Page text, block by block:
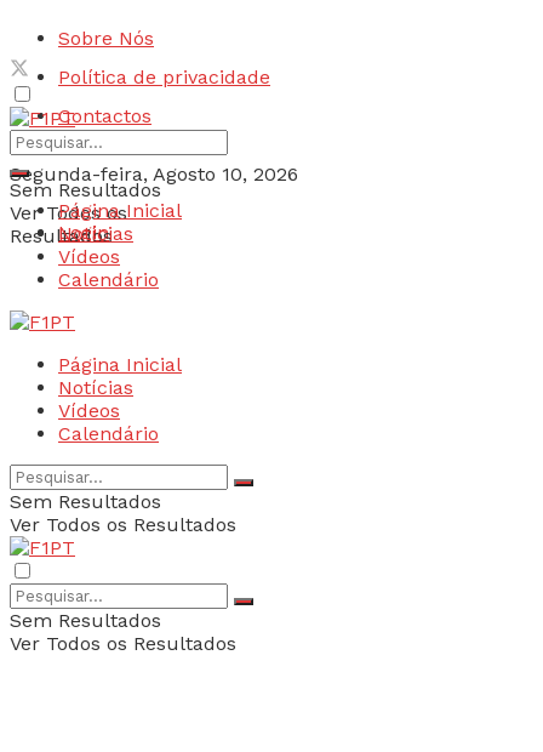
Sobre Nós
Política de privacidade
Contactos
Segunda-feira, Agosto 10, 2026
Login
Sem Resultados
Ver Todos os
Resultados
Página Inicial
Notícias
Vídeos
Calendário
Página Inicial
Notícias
Vídeos
Calendário
Sem Resultados
Ver Todos os Resultados
Sem Resultados
Ver Todos os Resultados